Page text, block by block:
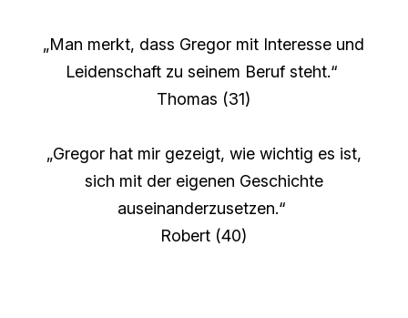
„Man merkt, dass Gregor mit Interesse und
Leidenschaft zu seinem Beruf steht.“
Thomas (31)
„Gregor hat mir gezeigt, wie wichtig es ist,
sich mit der eigenen Geschichte
auseinanderzusetzen.“
Robert (40)